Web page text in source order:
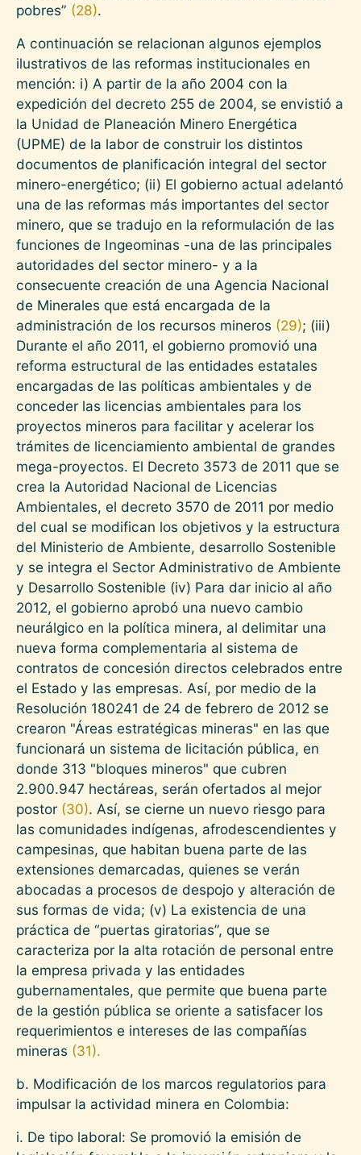
pobres” (28).
A continuación se relacionan algunos ejemplos
ilustrativos de las reformas institucionales en
mención: i) A partir de la año 2004 con la
expedición del decreto 255 de 2004, se envistió a
la Unidad de Planeación Minero Energética
(UPME) de la labor de construir los distintos
documentos de planificación integral del sector
minero-energético; (ii) El gobierno actual adelantó
una de las reformas más importantes del sector
minero, que se tradujo en la reformulación de las
funciones de Ingeominas -una de las principales
autoridades del sector minero- y a la
consecuente creación de una Agencia Nacional
de Minerales que está encargada de la
administración de los recursos mineros (29); (iii)
Durante el año 2011, el gobierno promovió una
reforma estructural de las entidades estatales
encargadas de las políticas ambientales y de
conceder las licencias ambientales para los
proyectos mineros para facilitar y acelerar los
trámites de licenciamiento ambiental de grandes
mega-proyectos. El Decreto 3573 de 2011 que se
crea la Autoridad Nacional de Licencias
Ambientales, el decreto 3570 de 2011 por medio
del cual se modifican los objetivos y la estructura
del Ministerio de Ambiente, desarrollo Sostenible
y se integra el Sector Administrativo de Ambiente
y Desarrollo Sostenible (iv) Para dar inicio al año
2012, el gobierno aprobó una nuevo cambio
neurálgico en la política minera, al delimitar una
nueva forma complementaria al sistema de
contratos de concesión directos celebrados entre
el Estado y las empresas. Así, por medio de la
Resolución 180241 de 24 de febrero de 2012 se
crearon "Áreas estratégicas mineras" en las que
funcionará un sistema de licitación pública, en
donde 313 "bloques mineros" que cubren
2.900.947 hectáreas, serán ofertados al mejor
postor (30). Así, se cierne un nuevo riesgo para
las comunidades indígenas, afrodescendientes y
campesinas, que habitan buena parte de las
extensiones demarcadas, quienes se verán
abocadas a procesos de despojo y alteración de
sus formas de vida; (v) La existencia de una
práctica de “puertas giratorias”, que se
caracteriza por la alta rotación de personal entre
la empresa privada y las entidades
gubernamentales, que permite que buena parte
de la gestión pública se oriente a satisfacer los
requerimientos e intereses de las compañías
mineras (31).
b. Modificación de los marcos regulatorios para
impulsar la actividad minera en Colombia:
i. De tipo laboral: Se promovió la emisión de